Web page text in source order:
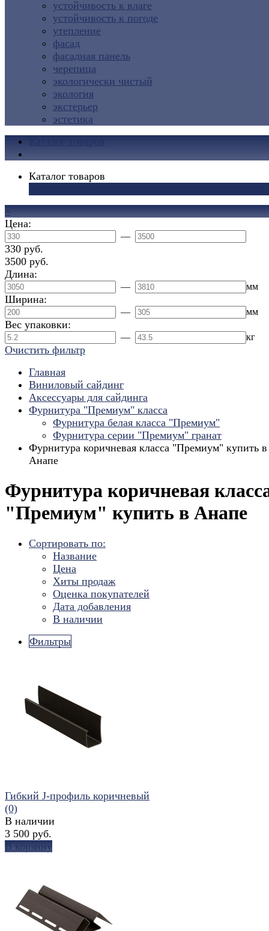
устойчивость к влаге
устойчивость к погоде
утепление
фасад
фасадная панель
черепица
экологически чистый
экология
экстерьер
эстетика
Каталог товаров
×
Цена:
—
330 руб.
3500 руб.
Длина:
— мм
Ширина:
— мм
Вес упаковки:
— кг
Очистить фильтр
Главная
Виниловый сайдинг
Аксессуары для сайдинга
Фурнитура "Премиум" класса
Фурнитура белая класса "Премиум"
Фурнитура серии "Премиум" гранат
Фурнитура коричневая класса "Премиум" купить в
Анапе
Фурнитура коричневая
"Премиум" купить в Анапе
Сортировать по:
Название
Цена
Хиты продаж
Оценка покупателей
Дата добавления
В наличии
Фильтры
избранное сравнить
Гибкий J-профиль коричневый
(0)
В наличии
3 500 руб.
В корзину